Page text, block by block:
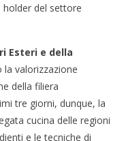
del settore
Esteri e della
la valorizzazione
della filiera
tre giorni, dunque, la
cucina delle regioni
e le tecniche di